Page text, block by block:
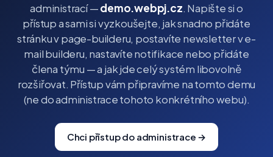
administrací —demo.webpj.cz. Napište si o
přístup a sami si vyzkoušejte, jak snadno přidáte
stránku v page-builderu, postavíte newsletter v e-
mail builderu, nastavíte notifikace nebo přidáte
člena týmu — a jak jde celý systém libovolně
rozšiřovat. Přístup vám připravíme na tomto demu
(ne do administrace tohoto konkrétního webu).
Chci přístup do administrace →